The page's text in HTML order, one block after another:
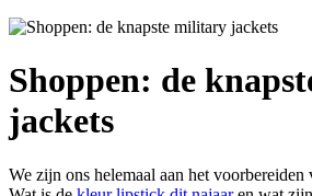
Shoppen: de
jackets
We zijn ons helemaal aan het voorbereiden